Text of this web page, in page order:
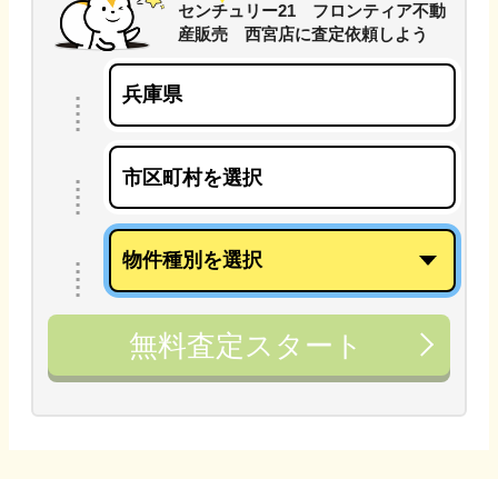
センチュリー21 フロンティア不動
産販売 西宮店に査定依頼しよう
無料査定スタート